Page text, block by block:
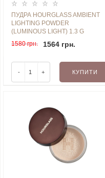
ПУДРА HOURGLASS AMBIENT
LIGHTING POWDER
(LUMINOUS LIGHT) 1.3 G
1580 грн.
1564 грн.
- + КУПИТИ